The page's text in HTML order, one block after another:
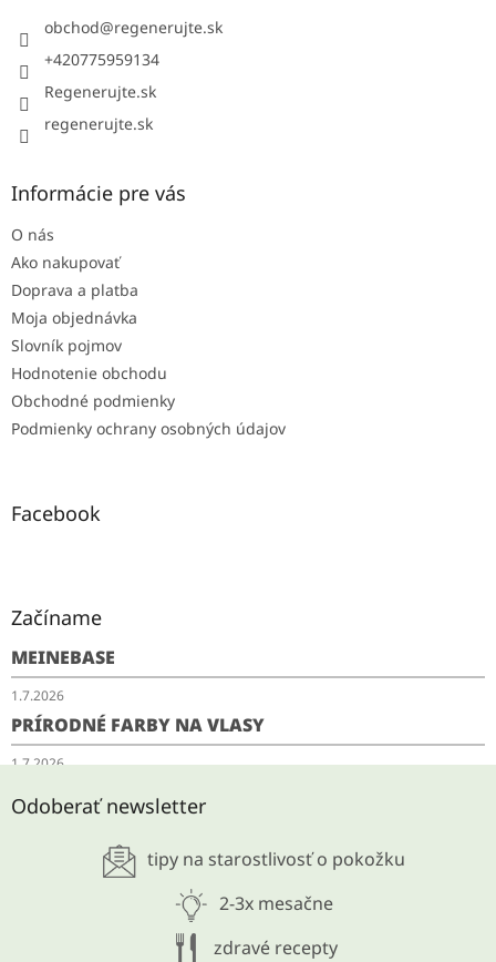
obchod@regenerujte.sk
+420775959134
Regenerujte.sk
regenerujte.sk
Informácie pre vás
O nás
Ako nakupovať
Doprava a platba
Moja objednávka
Slovník pojmov
Hodnotenie obchodu
Obchodné podmienky
Podmienky ochrany osobných údajov
Facebook
Začíname
MEINEBASE
1.7.2026
PRÍRODNÉ FARBY NA VLASY
1.7.2026
SCHUDNITE ODKYSLENÍM
Odoberať newsletter
tipy na starostlivosť o pokožku
2-3x mesačne
zdravé recepty